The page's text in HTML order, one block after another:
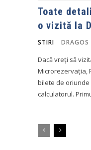
Toate
o vizită la
STIRI DRAGOS
Dacă vreți să
Microrezervația,
bilete de
calculatorul.